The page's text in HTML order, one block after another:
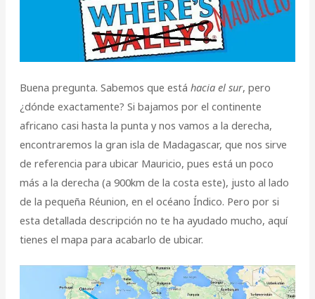
Buena pregunta. Sabemos que está hacia el sur, pero
¿dónde exactamente? Si bajamos por el continente
africano casi hasta la punta y nos vamos a la derecha,
encontraremos la gran isla de Madagascar, que nos sirve
de referencia para ubicar Mauricio, pues está un poco
más a la derecha (a 900km de la costa este), justo al lado
de la pequeña Réunion, en el océano Índico. Pero por si
esta detallada descripción no te ha ayudado mucho, aquí
tienes el mapa para acabarlo de ubicar.